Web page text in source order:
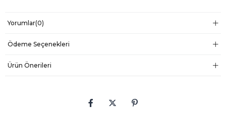
Yorumlar(0)
Ödeme Seçenekleri
Ürün Önerileri